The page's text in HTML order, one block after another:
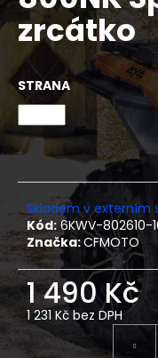
0,0
z
hvězdiček.
zrcátko
STRANA
Skladem v externím
Kód: 6KWV-802610-
Značka:CFMOTO
1 490 Kč
1 231 Kč bez DPH
Měrná
cena:
a
j
í
t
?
D
o
p
o